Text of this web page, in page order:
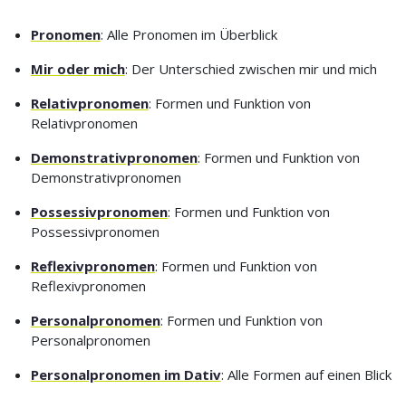
Pronomen: Alle Pronomen im Überblick
Mir oder mich: Der Unterschied zwischen mir und mich
Relativpronomen: Formen und Funktion von
Relativpronomen
Demonstrativpronomen: Formen und Funktion von
Demonstrativpronomen
Possessivpronomen: Formen und Funktion von
Possessivpronomen
Reflexivpronomen: Formen und Funktion von
Reflexivpronomen
Personalpronomen: Formen und Funktion von
Personalpronomen
Personalpronomen im Dativ: Alle Formen auf einen Blick